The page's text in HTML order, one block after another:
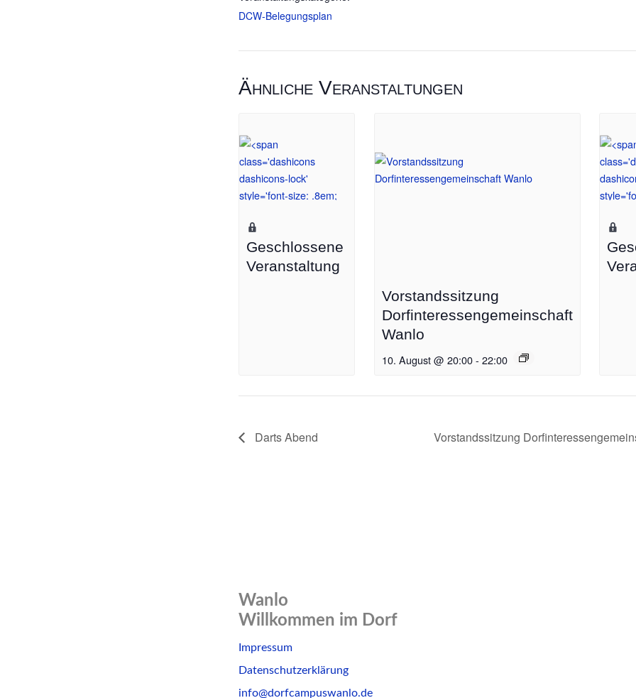
DCW-Belegungsplan
Ähnliche Veranstaltungen
Geschlossene
Veranstaltung
Vorstandssitzung
Dorfinteressengemeinschaft
Wanlo
10. August @ 20:00 - 22:00
Darts Abend Vorstandssitzung
Wanlo
Willkommen im Dorf
Skip
to
Impressum
Datenschutzerklärung
info@dorfcampuswanlo.de